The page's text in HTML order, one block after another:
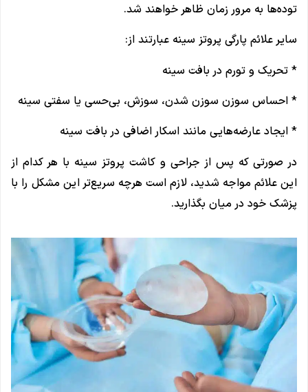
توده‌ها به مرور زمان ظاهر خواهند شد.
سایر علائم پارگی پروتز سینه عبارتند از:
* تحریک و تورم در بافت سینه
* احساس سوزن سوزن شدن، سوزش، بی‌حسی یا سفتی سینه
* ایجاد عارضه‌هایی مانند اسکار اضافی در بافت سینه
در صورتی که پس از جراحی و کاشت پروتز سینه با هر کدام از
این علائم مواجه شدید، لازم است هرچه سریع‌تر این مشکل را با
پزشک خود در میان بگذارید.